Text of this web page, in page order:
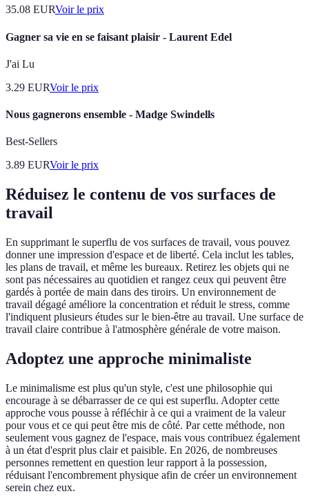
35.08 EURVoir le prix
Gagner sa vie en se faisant plaisir - Laurent Edel
J'ai Lu
3.29 EURVoir le prix
Nous gagnerons ensemble - Madge Swindells
Best-Sellers
3.89 EURVoir le prix
Réduisez le contenu de vos surfaces de
travail
En supprimant le superflu de vos surfaces de travail, vous pouvez
donner une impression d'espace et de liberté. Cela inclut les tables,
les plans de travail, et même les bureaux. Retirez les objets qui ne
sont pas nécessaires au quotidien et rangez ceux qui peuvent être
gardés à portée de main dans des tiroirs. Un environnement de
travail dégagé améliore la concentration et réduit le stress, comme
l'indiquent plusieurs études sur le bien-être au travail. Une surface de
travail claire contribue à l'atmosphère générale de votre maison.
Adoptez une approche minimaliste
Le minimalisme est plus qu'un style, c'est une philosophie qui
encourage à se débarrasser de ce qui est superflu. Adopter cette
approche vous pousse à réfléchir à ce qui a vraiment de la valeur
pour vous et ce qui peut être mis de côté. Par cette méthode, non
seulement vous gagnez de l'espace, mais vous contribuez également
à un état d'esprit plus clair et paisible. En 2026, de nombreuses
personnes remettent en question leur rapport à la possession,
réduisant l'encombrement physique afin de créer un environnement
serein chez eux.